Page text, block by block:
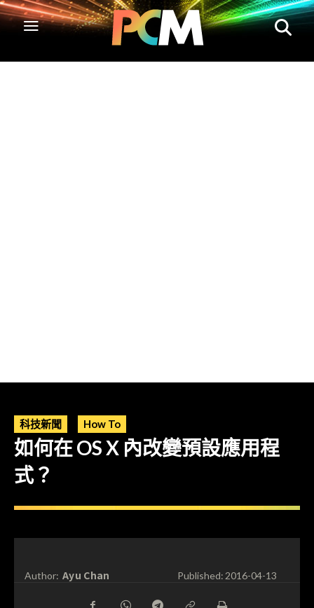
科技新聞 How To
如何在 OS X 內改變預設應用程
式？
Author: Ayu Chan Published:2016-04-13